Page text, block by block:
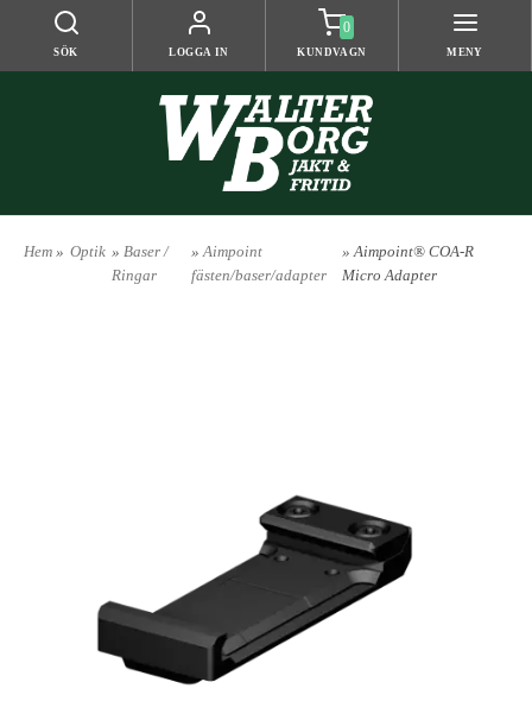
SÖK LOGGA IN
0
KUNDVAGN MENY
Hem » Optik » Baser /
Ringar
»Aimpoint
fästen/baser/adapter
» Aimpoint® COA-R
Micro Adapter